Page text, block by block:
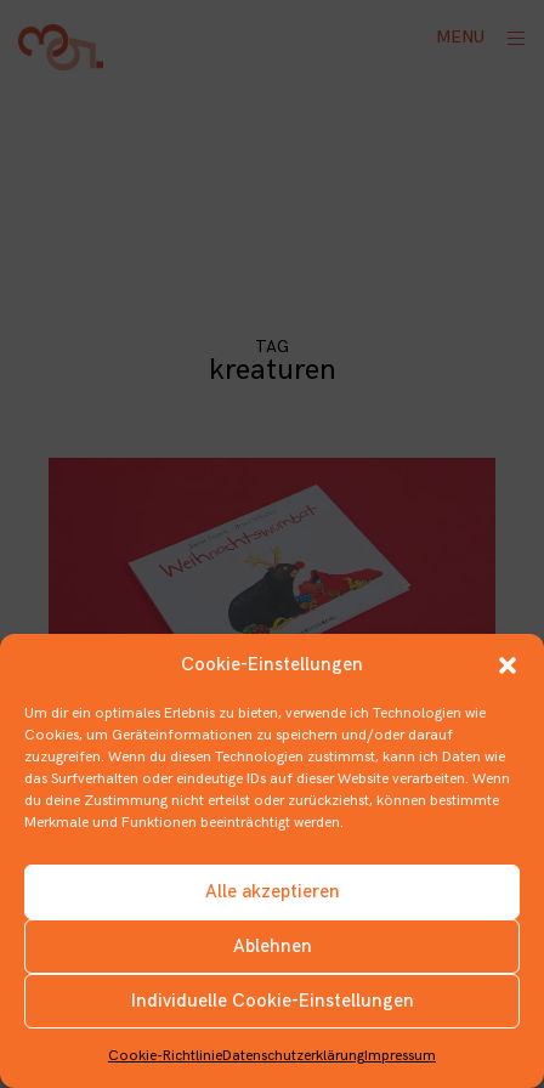
Cookie-Einstellungen
Um dir ein optimales Erlebnis zu bieten, verwende ich Technologien wie
Cookies, um Geräteinformationen zu speichern und/oder darauf
zuzugreifen. Wenn du diesen Technologien zustimmst, kann ich Daten wie
das Surfverhalten oder eindeutige IDs auf dieser Website verarbeiten. Wenn
du deine Zustimmung nicht erteilst oder zurückziehst, können bestimmte
Merkmale und Funktionen beeinträchtigt werden.
Alle akzeptieren
Ablehnen
Individuelle Cookie-Einstellungen
Cookie-RichtlinieDatenschutzerklärungImpressum
content
MENU
INSTAGRAM
TAG
kreaturen
Oh du fröhliche Möhrenzeit
5. DEZEMBER 2019 BILDERBÜCHER